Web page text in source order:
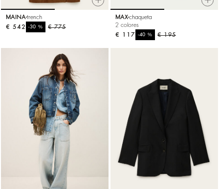
MAINA trench
€ 775
-30%
€ 542
MAXchaqueta
2 colores
€ 195
-40%
€ 117